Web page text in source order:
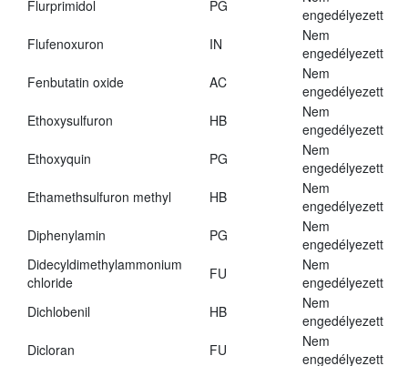
Flurprimidol
PG
engedélyezett
Flufenoxuron
IN
Nem
engedélyezett
Fenbutatin oxide
AC
Nem
engedélyezett
Ethoxysulfuron
HB
Nem
engedélyezett
Ethoxyquin
PG
Nem
engedélyezett
Ethamethsulfuron methyl
HB
Nem
engedélyezett
Diphenylamin
PG
Nem
engedélyezett
Didecyldimethylammonium
chloride
FU
Nem
engedélyezett
Dichlobenil
HB
Nem
engedélyezett
Dicloran
FU
Nem
engedélyezett